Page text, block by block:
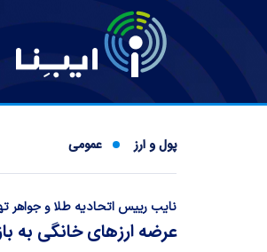
پول و ارز عمومی
نایب رییس اتحادیه طلا و جواهر
عرضه ارزهای خانگی به